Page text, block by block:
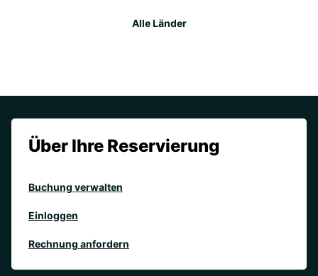
Alle Länder
Über Ihre Reservierung
Buchung verwalten
Einloggen
Rechnung anfordern